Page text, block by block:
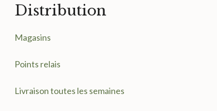
Distribution
Magasins
Points relais
Livraison toutes les semaines